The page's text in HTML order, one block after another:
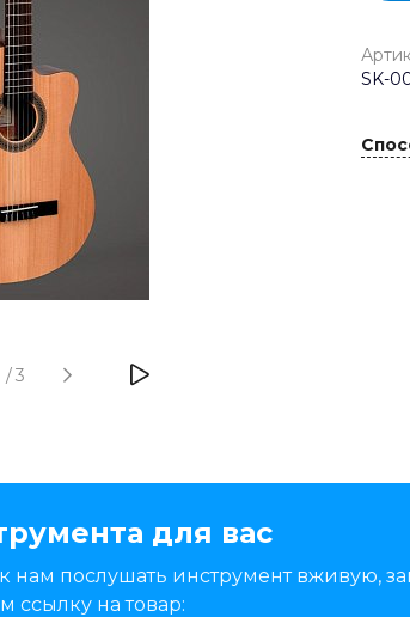
/3
SK-
для вас
нам послушать инструмент вживую,
ссылку на товар: